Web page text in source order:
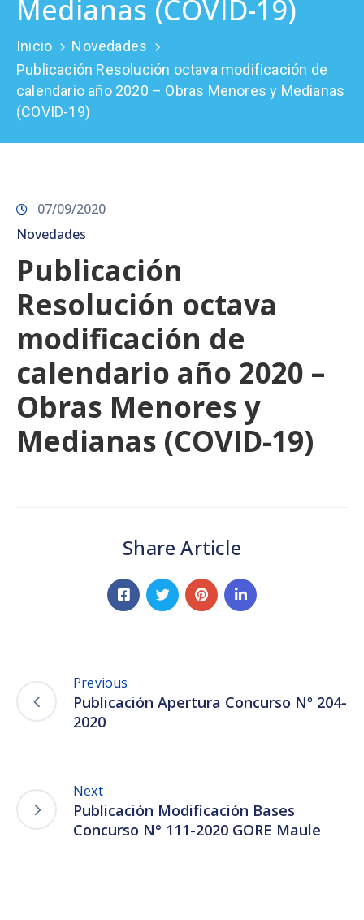
Prensa
Medianas (COVID-19)
Inicio
Novedades
Publicación Resolución octava modificación de
calendario año 2020 – Obras Menores y Medianas
(COVID-19)
07/09/2020
Novedades
Publicación
Resolución octava
modificación de
calendario año 2020 –
Obras Menores y
Medianas (COVID-19)
Share Article
Previous
Publicación Apertura Concurso Nº 204-
2020
Next
Publicación Modificación Bases
Concurso N° 111-2020 GORE Maule